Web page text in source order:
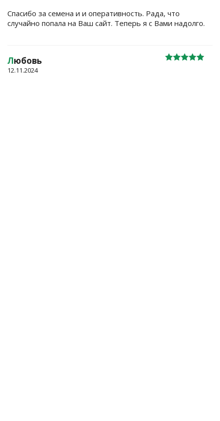
Спасибо за семена и и оперативность. Рада, что
случайно попала на Ваш сайт. Теперь я с Вами надолго.
Любовь
12.11.2024